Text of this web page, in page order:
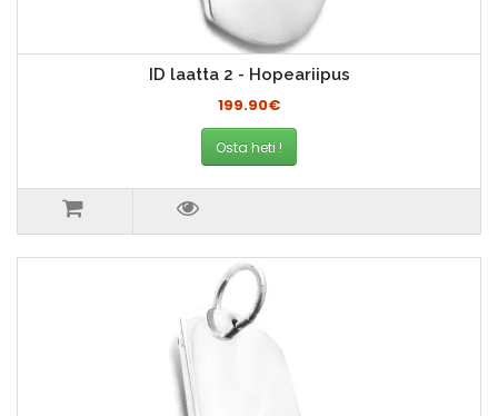
ID laatta 2 - Hopeariipus
199.90€
Osta heti !